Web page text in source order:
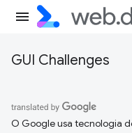
GUI Challenges
O Google usa tecnologia